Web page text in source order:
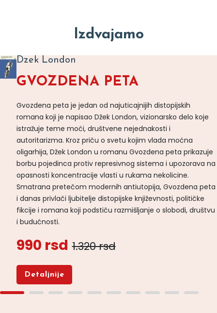
Izdvajamo
Dzek London
GVOZDENA PETA
Gvozdena peta je jedan od najuticajnijih distopijskih
romana koji je napisao Džek London, vizionarsko delo koje
istražuje teme moći, društvene nejednakosti i
autoritarizma. Kroz priču o svetu kojim vlada moćna
oligarhija, Džek London u romanu Gvozdena peta prikazuje
borbu pojedinca protiv represivnog sistema i upozorava na
opasnosti koncentracije vlasti u rukama nekolicine.
Smatrana pretečom modernih antiutopija, Gvozdena peta
i danas privlači ljubitelje distopijske književnosti, političke
fikcije i romana koji podstiču razmišljanje o slobodi, društvu
i budućnosti.
990 rsd 1.320 rsd
Detaljnije